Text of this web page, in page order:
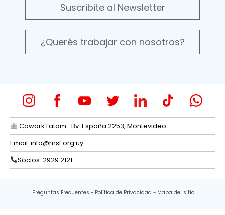
Suscribite al Newsletter
¿Querés trabajar con nosotros?
Cowork Latam- Bv. España 2253, Montevideo
Email: info@msf.org.uy
Socios: 2929 2121
Preguntas Frecuentes Política de Privacidad Mapa del sitio